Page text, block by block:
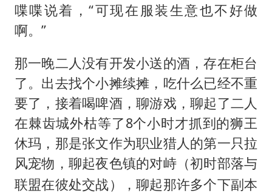
喋喋说着，“可现在服装生意也不好做
啊。”
那一晚二人没有开发小送的酒，存在柜台
了。出去找个小摊续摊，吃什么已经不重
要了，接着喝啤酒，聊游戏，聊起了二人
在棘齿城外枯等了8个小时才抓到的狮王
休玛，那是张文作为职业猎人的第一只拉
风宠物，聊起夜色镇的对峙（初时部落与
联盟在彼处交战），聊起那许多个下副本